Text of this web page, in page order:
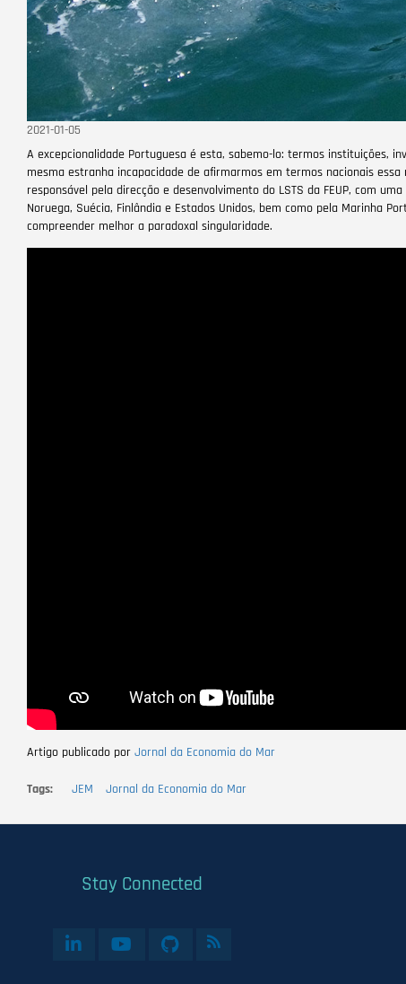
2021-01-05
A excepcionalidade Portuguesa é esta, sabemo-lo: termos instituições,
mesma estranha incapacidade de afirmarmos em termos nacionais
responsável pela direcção e desenvolvimento do LSTS da FEUP, com
Noruega, Suécia, Finlândia e Estados Unidos, bem como pela Marinha
compreender melhor a paradoxal singularidade.
Artigo publicado por Jornal da Economia do Mar
Tags JEM Jornal da Economia do Mar
Stay Connected